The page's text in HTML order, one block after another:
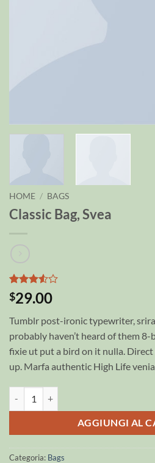
HOME / BAGS
Classic Bag, Svea
Valutato
3.5su
base di
2
recensioni
$29.00
Tumblr post-ironic typewriter,
probably haven’t heard of them
fixie ut put a bird on it nulla.
up. Marfa authentic High Life
AGGIUNGI AL
Categoria: Bags